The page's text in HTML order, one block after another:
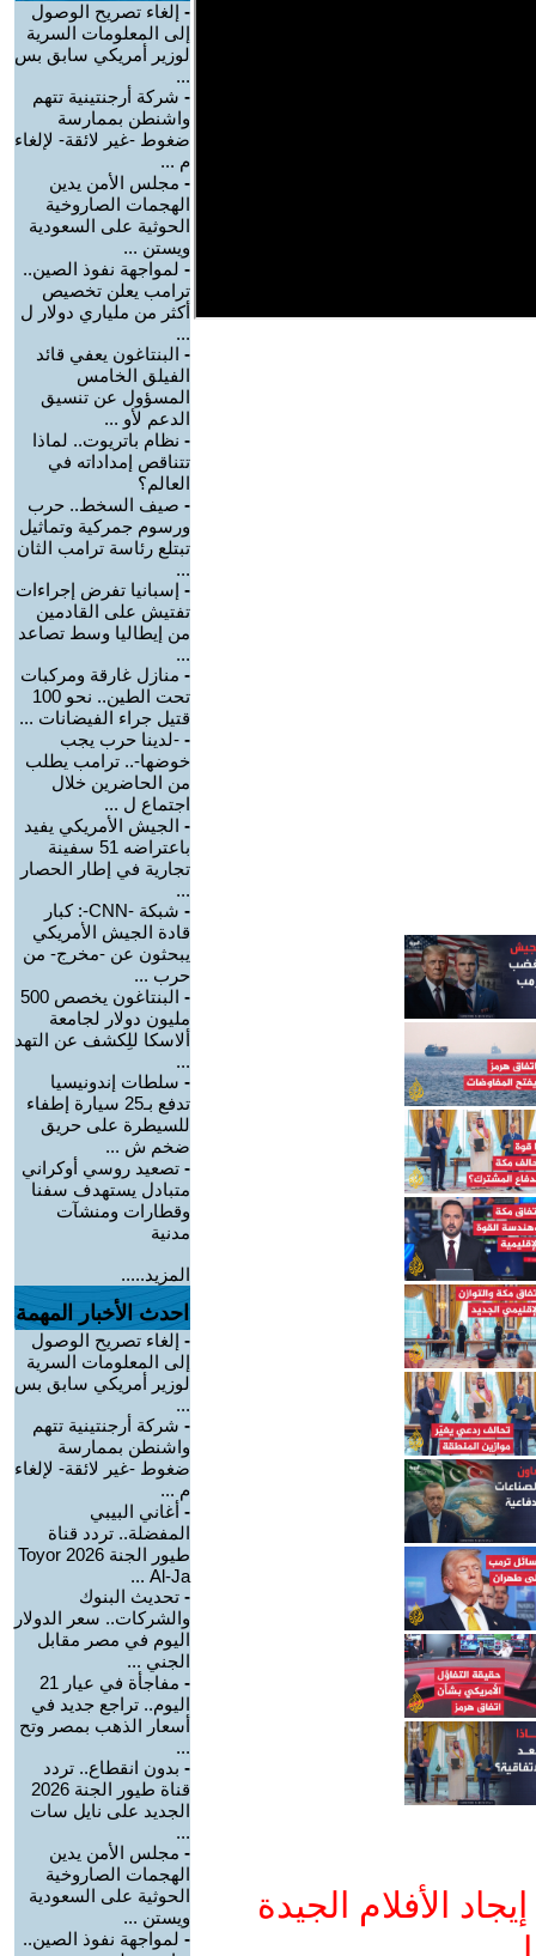
الأفلام الجيدة
- إلغاء تصريح الوصول
إلى المعلومات السرية
لوزير أمريكي سابق بس
...
- شركة أرجنتينية تتهم
واشنطن بممارسة
ضغوط -غير لائقة- لإلغاء
م ...
- مجلس الأمن يدين
الهجمات الصاروخية
الحوثية على السعودية
ويستن ...
- لمواجهة نفوذ الصين..
ترامب يعلن تخصيص
أكثر من ملياري دولار ل
...
- البنتاغون يعفي قائد
الفيلق الخامس
المسؤول عن تنسيق
الدعم لأو ...
- نظام باتريوت.. لماذا
تتناقص إمداداته في
العالم؟
- صيف السخط.. حرب
ورسوم جمركية وتماثيل
تبتلع رئاسة ترامب الثان
...
- إسبانيا تفرض إجراءات
تفتيش على القادمين
من إيطاليا وسط تصاعد
...
- منازل غارقة ومركبات
تحت الطين.. نحو 100
قتيل جراء الفيضانات ...
- -لدينا حرب يجب
خوضها-.. ترامب يطلب
من الحاضرين خلال
اجتماع ل ...
- الجيش الأمريكي يفيد
باعتراضه 51 سفينة
تجارية في إطار الحصار
...
-
شبكة -CNN-: كبار
قادة الجيش الأمريكي
يبحثون عن -مخرج- من
حرب ...
-
البنتاغون يخصص 500
مليون دولار لجامعة
ألاسكا للِكشف عن التهد
...
- سلطات إندونيسيا
تدفع بـ25 سيارة إطفاء
للسيطرة على حريق
ضخم ش ...
- تصعيد روسي أوكراني
متبادل يستهدف سفنا
وقطارات ومنشآت
مدنية
المزيد.....
احدث الأخبار المهمة
- إلغاء تصريح الوصول
إلى المعلومات السرية
لوزير أمريكي سابق بس
...
- شركة أرجنتينية تتهم
واشنطن بممارسة
ضغوط -غير لائقة- لإلغاء
م ...
- أغاني البيبي
المفضلة.. تردد قناة
طيور الجنة 2026 Toyor
Al-Ja ...
- تحديث البنوك
والشركات.. سعر الدولار
اليوم في مصر مقابل
الجني ...
-
مفاجأة في عيار 21
اليوم.. تراجع جديد في
أسعار الذهب بمصر وتح
...
- بدون انقطاع.. تردد
قناة طيور الجنة 2026
الجديد على نايل سات
...
- مجلس الأمن يدين
الهجمات الصاروخية
الحوثية على السعودية
ويستن ...
- لمواجهة نفوذ الصين..